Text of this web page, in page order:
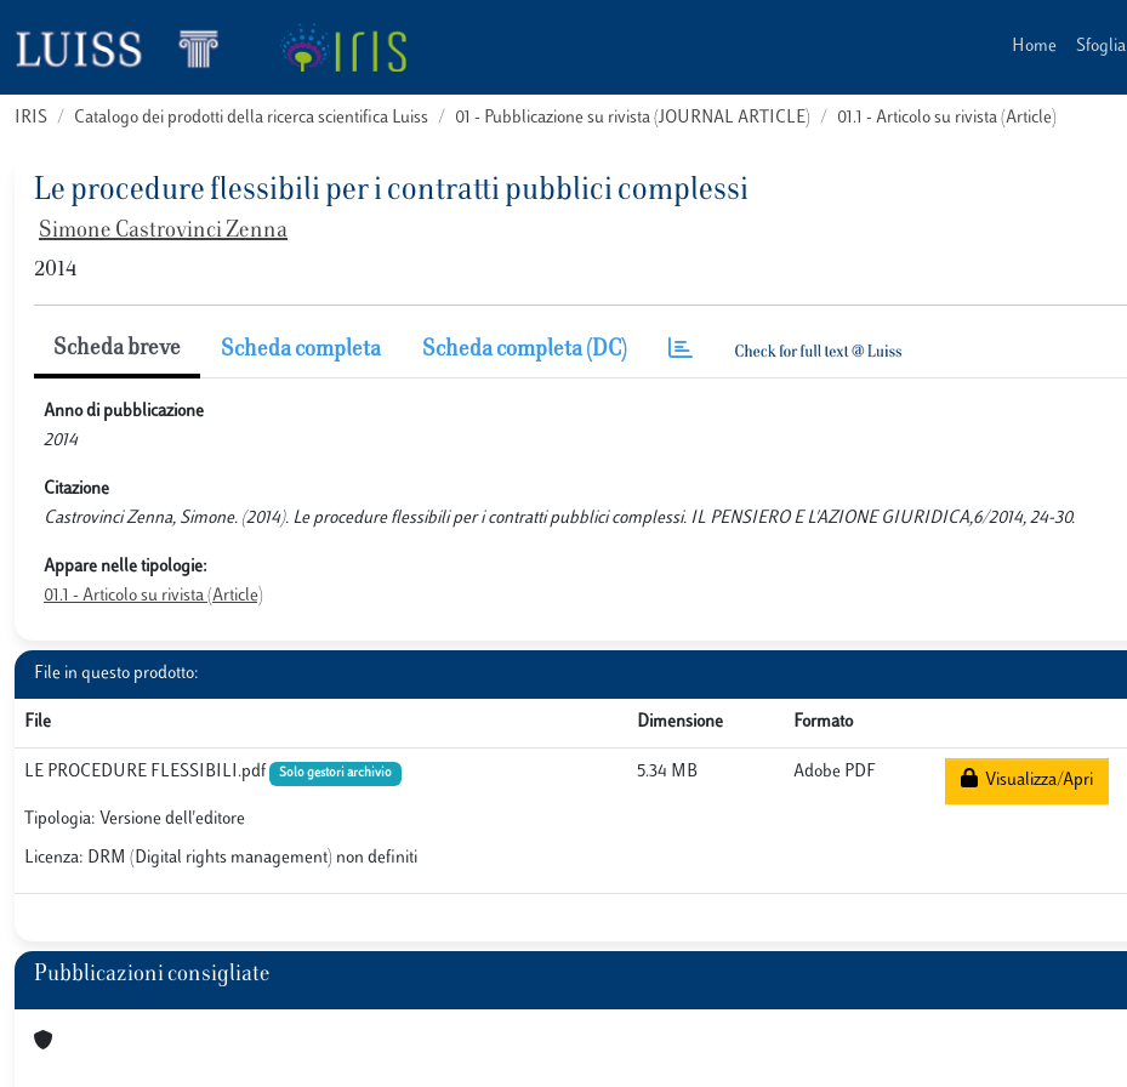
Home Sfoglia
IRIS Catalogo dei prodotti della ricerca scientifica Luiss 01 - Pubblicazione su rivista (JOURNAL ARTICLE) 01.1 - Articolo su rivista (Article)
Le procedure flessibili per i contratti pubblici complessi
Simone Castrovinci Zenna
2014
Scheda breve Scheda completa Scheda completa (DC)
Anno di pubblicazione
2014
Citazione
Castrovinci Zenna, Simone. (2014). Le procedure flessibili per i contratti pubblici complessi. IL PENSIERO E L'AZIONE GIURIDICA,6/2014, 24-30.
Appare nelle tipologie:
01.1 - Articolo su rivista (Article)
File in questo prodotto:
File Dimensione Formato
LE PROCEDURE FLESSIBILI.pdf Solo gestori archivio
Tipologia: Versione dell'editore
Licenza: DRM (Digital rights management) non definiti
5.34 MB Adobe PDF Visualizza/Apri
Pubblicazioni consigliate